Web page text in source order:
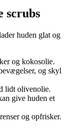
scrubs
huden glat og
og kokosolie.
og skyl
lidt olivenolie.
give huden et
og opfrisker.